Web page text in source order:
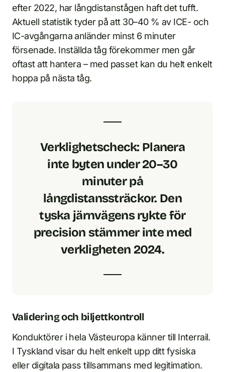
efter 2022, har långdistanstågen haft det tufft.
Aktuell statistik tyder på att 30–40 % av ICE- och
IC-avgångarna anländer minst 6 minuter
försenade. Inställda tåg förekommer men går
oftast att hantera – med passet kan du helt enkelt
hoppa på nästa tåg.
Verklighetscheck:Planera
inte byten under 20–30
minuter på
långdistanssträckor. Den
tyska järnvägens rykte för
precision stämmer inte med
verkligheten 2024.
Validering och biljettkontroll
Konduktörer i hela Västeuropa känner till Interrail.
I Tyskland visar du helt enkelt upp ditt fysiska
eller digitala pass tillsammans med legitimation.